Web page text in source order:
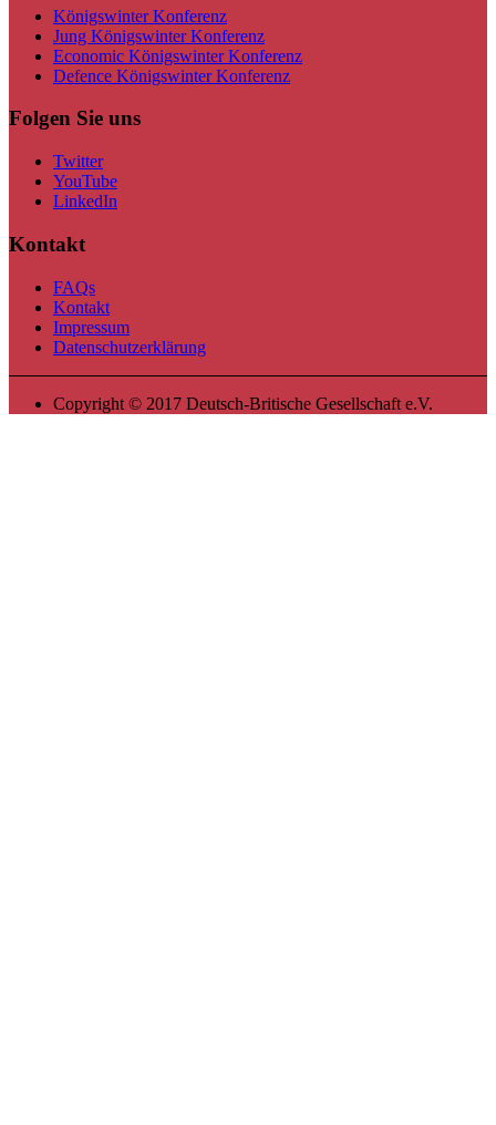
Königswinter Konferenz
Jung Königswinter Konferenz
Economic Königswinter Konferenz
Defence Königswinter Konferenz
Folgen Sie uns
Twitter
YouTube
LinkedIn
Kontakt
FAQs
Kontakt
Impressum
Datenschutzerklärung
Copyright © 2017 Deutsch-Britische Gesellschaft e.V.